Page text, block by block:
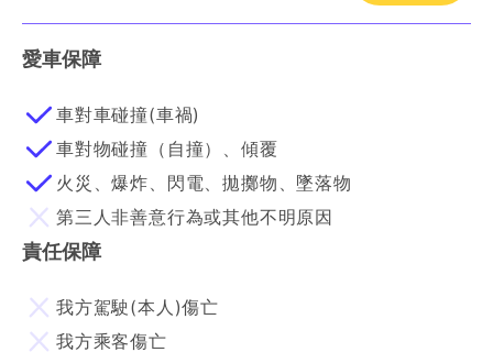
愛車保障
車對車碰撞(車禍)
車對物碰撞（自撞）、傾覆
火災、爆炸、閃電、拋擲物、墜落物
第三人非善意行為或其他不明原因
責任保障
我方駕駛(本人)傷亡
我方乘客傷亡